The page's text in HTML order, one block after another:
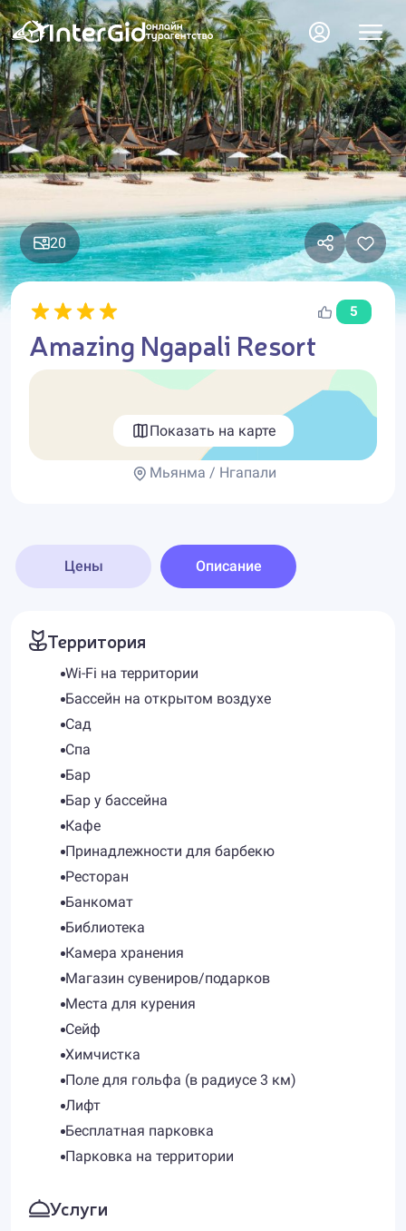
20
5
Amazing Ngapali Resort
Показать на карте
Мьянма / Нгапали
Цены Описание
Территория
Wi-Fi на территории
Бассейн на открытом воздухе
Сад
Спа
Бар
Бар у бассейна
Кафе
Принадлежности для барбекю
Ресторан
Банкомат
Библиотека
Камера хранения
Магазин сувениров/подарков
Места для курения
Сейф
Химчистка
Поле для гольфа (в радиусе 3 км)
Лифт
Бесплатная парковка
Парковка на территории
Услуги